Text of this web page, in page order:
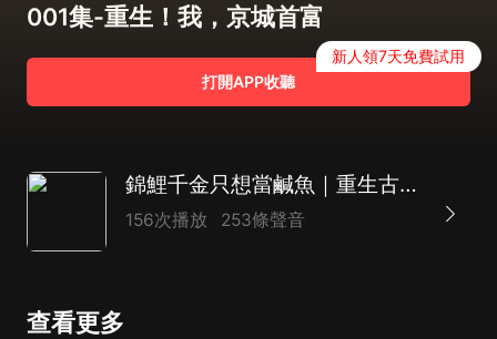
001集-重生！我，京城首富
打開APP收聽
新人領7天免費試用
錦鯉千金只想當鹹魚｜重生古言｜宅鬥｜雙播
156次播放 253條聲音
查看更多